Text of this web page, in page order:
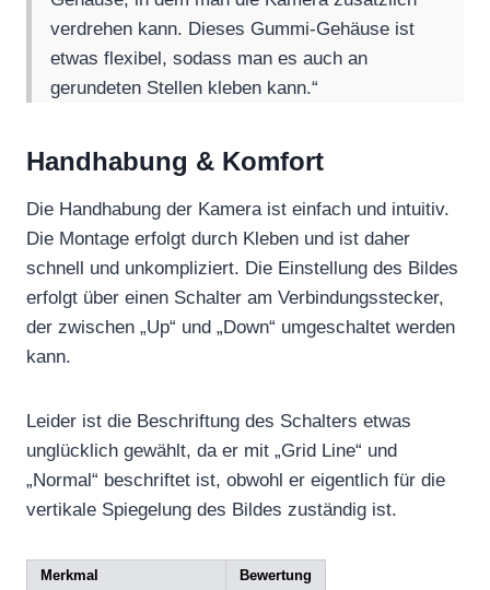
verdrehen kann. Dieses Gummi-Gehäuse ist
etwas flexibel, sodass man es auch an
gerundeten Stellen kleben kann.“
Handhabung & Komfort
Die Handhabung der Kamera ist einfach und intuitiv.
Die Montage erfolgt durch Kleben und ist daher
schnell und unkompliziert. Die Einstellung des Bildes
erfolgt über einen Schalter am Verbindungsstecker,
der zwischen „Up“ und „Down“ umgeschaltet werden
kann.
Leider ist die Beschriftung des Schalters etwas
unglücklich gewählt, da er mit „Grid Line“ und
„Normal“ beschriftet ist, obwohl er eigentlich für die
vertikale Spiegelung des Bildes zuständig ist.
Merkmal
Bewertung